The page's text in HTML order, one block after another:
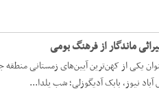
ماندگار از فرهنگ بومی
یکی از کهن‌ترین آیین‌های زمستانی
نیوز، بابک آدیگوزلی؛ شب یلدا...